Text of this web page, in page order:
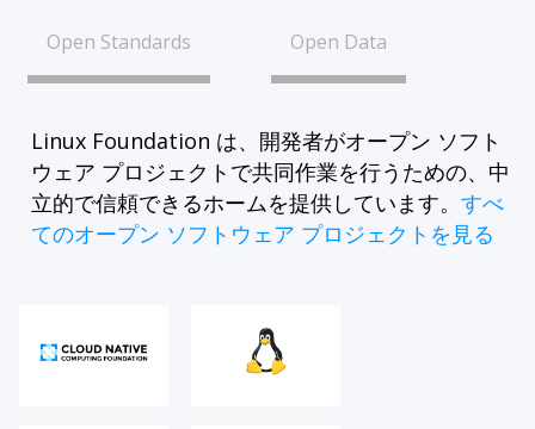
Open Standards Open Data
Linux Foundation は、開発者がオープン ソフト
ウェア プロジェクトで共同作業を行うための、中
立的で信頼できるホームを提供しています。 すべ
てのオープン ソフトウェア プロジェクトを見る